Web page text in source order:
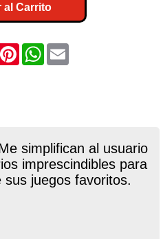
al Carrito
PinterestWhatsApp
simplifican al usuario
imprescindibles para
juegos favoritos.